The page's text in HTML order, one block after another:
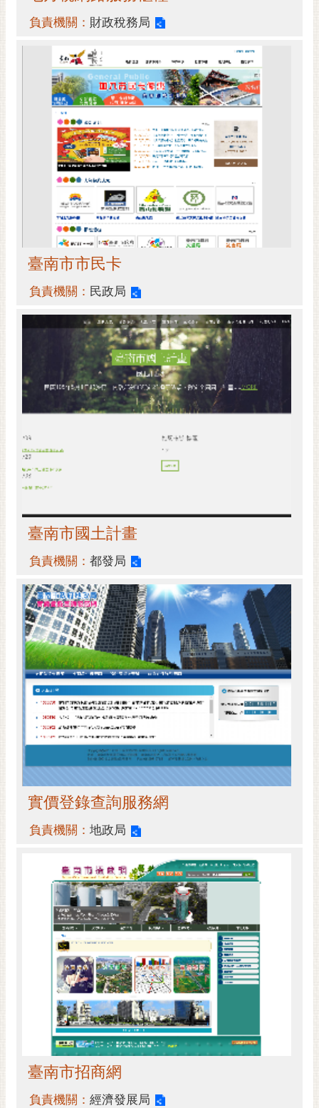
負責機關： 財政稅務局
臺南市市民卡
負責機關： 民政局
臺南市國土計畫
負責機關： 都發局
實價登錄查詢服務網
負責機關： 地政局
臺南市招商網
負責機關： 經濟發展局